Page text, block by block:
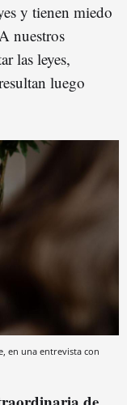
y tienen miedo
nuestros
las leyes,
luego
en una entrevista con